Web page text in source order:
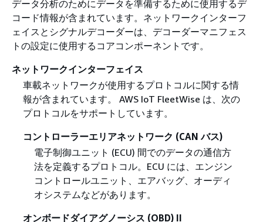
データ分析のためにデータを準備するために使用するデ
コード情報が含まれています。ネットワークインターフ
ェイスとシグナルデコーダーは、デコーダーマニフェス
トの設定に使用するコアコンポーネントです。
ネットワークインターフェイス
車載ネットワークが使用するプロトコルに関する情
報が含まれています。 AWS IoT FleetWise は、次の
プロトコルをサポートしています。
コントローラーエリアネットワーク (CAN バス)
電子制御ユニット (ECU) 間でのデータの通信方
法を定義するプロトコル。ECU には、エンジン
コントロールユニット、エアバッグ、オーディ
オシステムなどがあります。
オンボードダイアグノーシス (OBD) II